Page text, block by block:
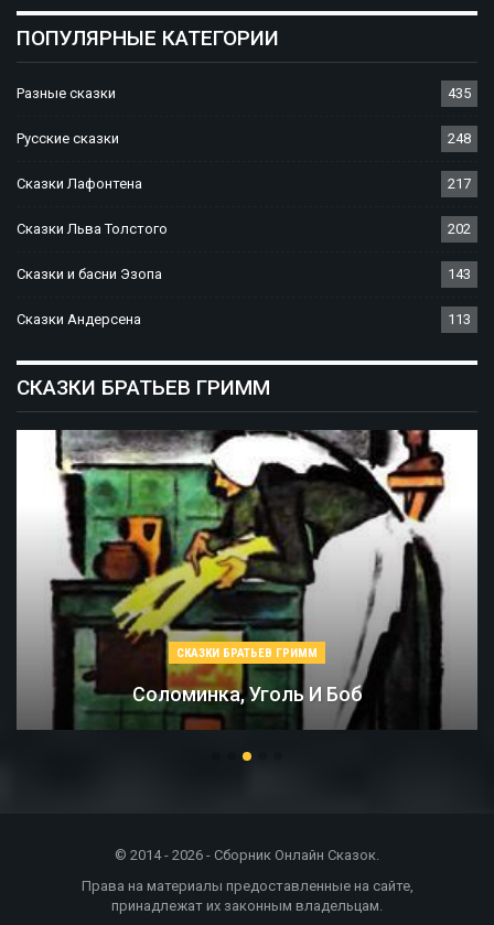
ПОПУЛЯРНЫЕ КАТЕГОРИИ
Разные сказки 435
Русские сказки 248
Сказки Лафонтена 217
Сказки Льва Толстого 202
Сказки и басни Эзопа 143
Сказки Андерсена 113
СКАЗКИ БРАТЬЕВ ГРИММ
СКАЗКИ БРАТЬЕВ ГРИММ
Соломинка, Уголь И Боб
© 2014 - 2026 - Сборник Онлайн Сказок.
Права на материалы предоставленные на сайте,
принадлежат их законным владельцам.